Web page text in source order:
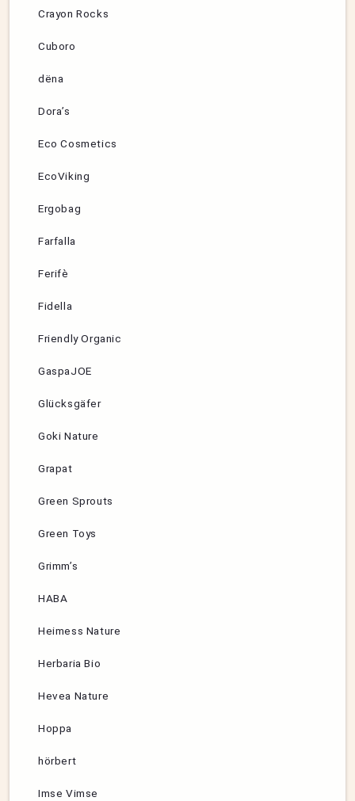
Crayon Rocks
Cuboro
dëna
Dora’s
Eco Cosmetics
EcoViking
Ergobag
Farfalla
Ferifè
Fidella
Friendly Organic
GaspaJOE
Glücksgäfer
Goki Nature
Grapat
Green Sprouts
Green Toys
Grimm’s
HABA
Heimess Nature
Herbaria Bio
Hevea Nature
Hoppa
hörbert
Imse Vimse